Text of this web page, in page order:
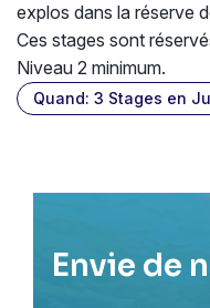
explos dans la réserve
Ces stages sont
Niveau 2 minimum.
Quand: 3 Stages en
Envie de